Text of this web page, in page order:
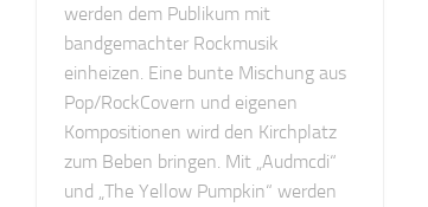
werden dem Publikum mit
bandgemachter Rockmusik
einheizen. Eine bunte Mischung aus
Pop/RockCovern und eigenen
Kompositionen wird den Kirchplatz
zum Beben bringen. Mit „Audmcdi“
und „The Yellow Pumpkin“ werden